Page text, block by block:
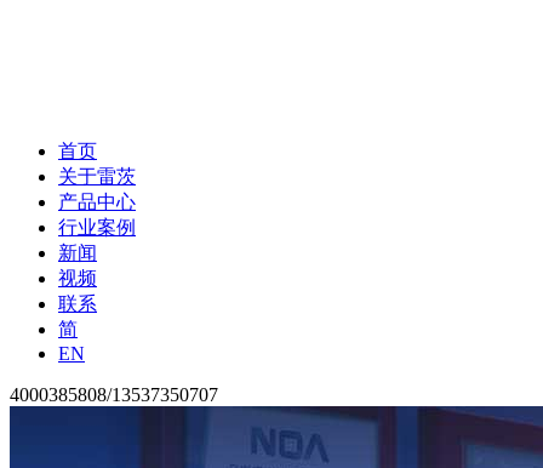
首页
关于雷茨
产品中心
行业案例
新闻
视频
联系
简
EN
4000385808/13537350707